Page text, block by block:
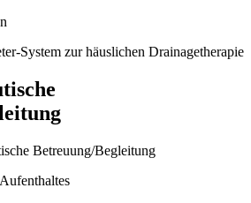
System zur häuslichen Drainagetherapie